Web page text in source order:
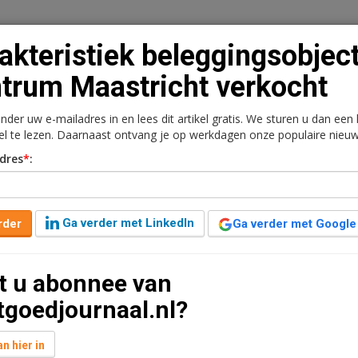
Vacaturebank Contact Abonnementen
in centrum
7 jaar geleden aangepast
U.A. heeft Boek & Offermans Makelaars de
beleggingspand gelegen aan het Keizer
Maastricht verkocht
uw e-mailadres in en lees dit artikel gratis. We sturen u dan een
te lezen. Daarnaast ontvang je op werkdagen onze populaire
*:
Ga verder met LinkedIn Ga verder met Google
u abonnee van
hier in